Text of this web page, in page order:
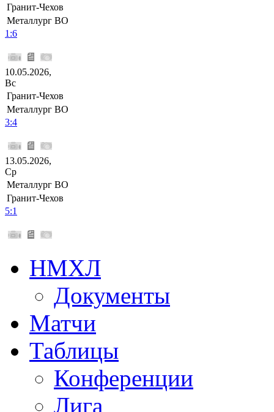
Гранит-Чехов
Металлург ВО
1:6
10.05.2026,
Вс
Гранит-Чехов
Металлург ВО
3:4
13.05.2026,
Ср
Металлург ВО
Гранит-Чехов
5:1
НМХЛ
Документы
Матчи
Таблицы
Конференции
Лига